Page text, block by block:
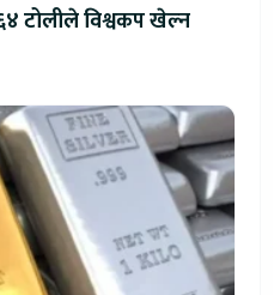
टोलीले विश्वकप खेल्न